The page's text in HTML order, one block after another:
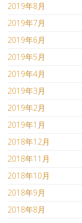
2019年8月
2019年7月
2019年6月
2019年5月
2019年4月
2019年3月
2019年2月
2019年1月
2018年12月
2018年11月
2018年10月
2018年9月
2018年8月